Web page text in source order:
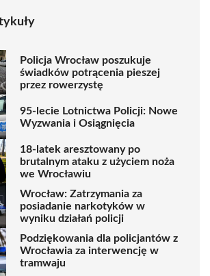
Policja Wrocław poszukuje
świadków potrącenia pieszej
przez rowerzystę
95-lecie Lotnictwa Policji: Nowe
Wyzwania i Osiągnięcia
18-latek aresztowany po
brutalnym ataku z użyciem noża
we Wrocławiu
Wrocław: Zatrzymania za
posiadanie narkotyków w
wyniku działań policji
Podziękowania dla policjantów z
Wrocławia za interwencję w
tramwaju